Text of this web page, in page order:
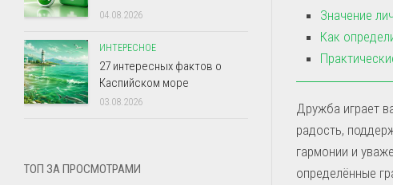
Значение
Как
Дружба играет
радость,
гармонии и
определённые
04.08.2026
ИНТЕРЕСНОЕ
27 интересных фактов о
Каспийском море
03.08.2026
ТОП ЗА ПРОСМОТРАМИ